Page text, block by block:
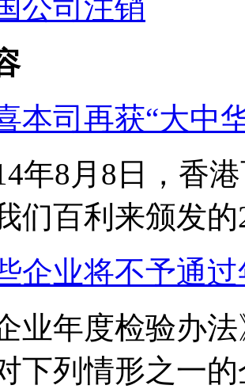
公司注销
本司再获“大中
年8月8日，香
们百利来颁发
企业将不予通
企业年度检验办
下列情形之一